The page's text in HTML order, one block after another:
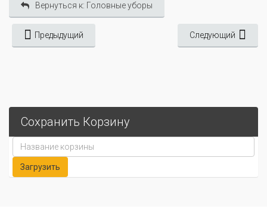
Вернуться к: Головные уборы
Предыдущий Следующий
Сохранить Корзину